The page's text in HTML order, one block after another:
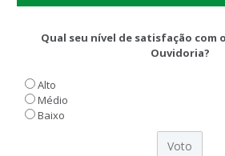
Qual seu nível de satisfação com
Ouvidoria?
Alto
Médio
Baixo